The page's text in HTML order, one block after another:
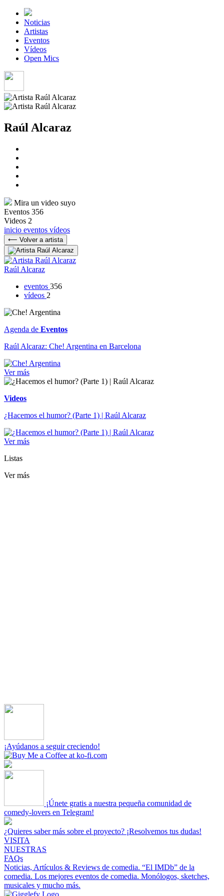
Noticias
Artistas
Eventos
Vídeos
Open Mics
Raúl Alcaraz
Mira un video suyo
Eventos 356
Videos 2
inicio eventos vídeos
⟵ Volver a artista
Raúl Alcaraz
eventos 356
vídeos 2
Agenda de Eventos
Raúl Alcaraz: Che! Argentina en Barcelona
Ver más
Videos
¿Hacemos el humor? (Parte 1) | Raúl Alcaraz
Ver más
Listas
Ver más
¡Ayúdanos a seguir creciendo!
¡Únete gratis a nuestra pequeña comunidad de
comedy-lovers en Telegram!
¿Quieres saber más sobre el proyecto? ¡Resolvemos tus dudas!
VISITA
NUESTRAS
FAQs
Noticias, Artículos & Reviews de comedia. “El IMDb” de la
comedia. Los mejores eventos de comedia. Monólogos, sketches,
musicales y mucho más.